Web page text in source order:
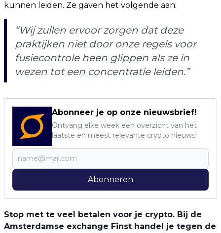
kunnen leiden. Ze gaven het volgende aan:
“Wij zullen ervoor zorgen dat deze
praktijken niet door onze regels voor
fusiecontrole heen glippen als ze in
wezen tot een concentratie leiden.”
Abonneer je op onze nieuwsbrief!
Ontvang elke week een overzicht van het
laatste en meest relevante crypto nieuws!
Abonneren
Stop met te veel betalen voor je crypto. Bij de
Amsterdamse exchange Finst handel je tegen de